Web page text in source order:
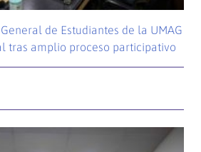
de Estudiantes de la UMAG
tras amplio proceso participativo